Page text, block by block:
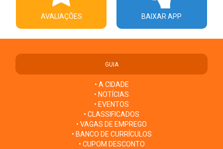
AVALIAÇÕES BAIXAR APP
GUIA
• A CIDADE
• NOTÍCIAS
• EVENTOS
• CLASSIFICADOS
• VAGAS DE EMPREGO
• BANCO DE CURRÍCULOS
• CUPOM DESCONTO